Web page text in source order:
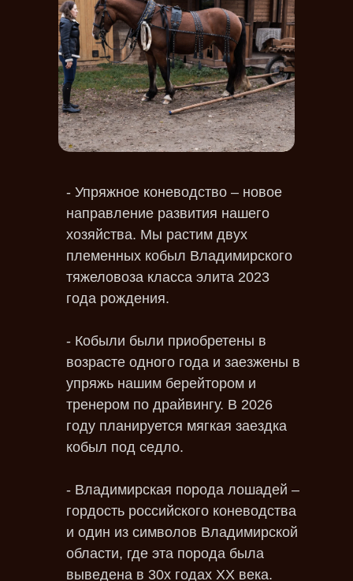
- Упряжное коневодство – новое
направление развития нашего
хозяйства. Мы растим двух
племенных кобыл Владимирского
тяжеловоза класса элита 2023
года рождения.
- Кобыли были приобретены в
возрасте одного года и заезжены в
упряжь нашим берейтором и
тренером по драйвингу. В 2026
году планируется мягкая заездка
кобыл под седло.
- Владимирская порода лошадей –
гордость российского коневодства
и один из символов Владимирской
области, где эта порода была
выведена в 30х годах ХХ века.